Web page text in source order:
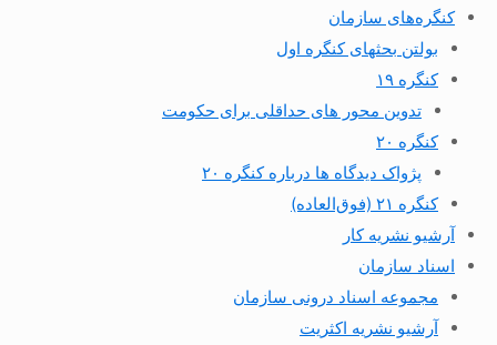
کنگره‌های سازمان
بولتن بحثهای کنگره اول
کنگره ۱۹
تدوین محور های حداقلی برای حکومت
کنگره ۲۰
پژواک دیدگاه ها درباره کنگره ۲۰
کنگره ۲۱ (فوق‌العاده)
آرشیو نشریه کار
اسناد سازمان
مجموعه اسناد درونی سازمان
آرشیو نشریه اکثریت